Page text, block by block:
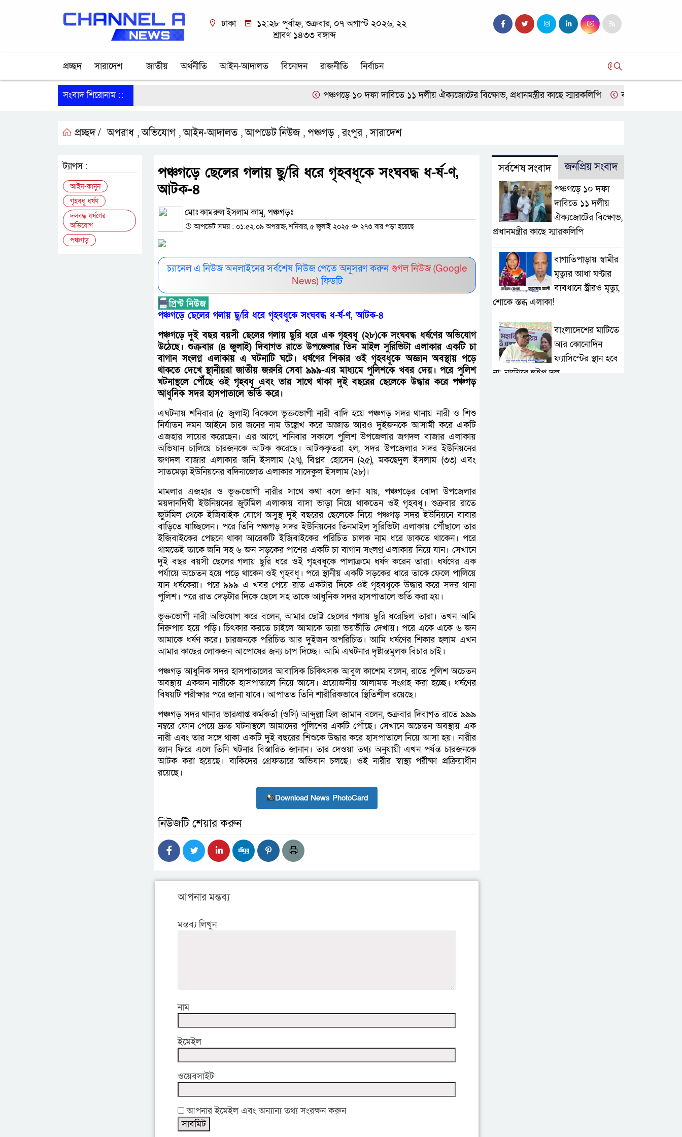
ঢাকা
১২:২৮ পূর্বাহ্ন, শুক্রবার, ০৭ অগাস্ট ২০২৬, ২২
শ্রাবণ ১৪৩৩ বঙ্গাব্দ
প্রচ্ছদ সারাদেশ জাতীয় অর্থনীতি আইন-আদালত বিনোদন রাজনীতি নির্বাচন
সংবাদ শিরোনাম :: পঞ্চগড়ে ১০ দফা দাবিতে ১১ দলীয় ঐক্যজোটের বিক্ষোভ, প্রধানমন্ত্রীর কাছে স্মারকলিপি বাগাতিপাড়ায় স্বামীর
প্রচ্ছদ / অপরাধ ,অভিযোগ ,আইন-আদালত ,আপডেট নিউজ , পঞ্চগড় ,রংপুর ,সারাদেশ
পঞ্চগড়ে ছেলের গলায় ছু/রি ধরে গৃহবধূকে সংঘবদ্ধ ধ-র্ষ-ণ,
আটক-৪
মোঃ কামরুল ইসলাম কামু, পঞ্চগড়ঃ
আপডেট সময় : ০১:৫২:০৯ অপরাহ্ন, শনিবার, ৫ জুলাই ২০২৫ ২৭৩ বার পড়া হয়েছে
চ্যানেল এ নিউজ অনলাইনের সর্বশেষ নিউজ পেতে অনুসরণ করুনগুগল নিউজ (Google
News) ফিডটি
পঞ্চগড়ে ছেলের গলায় ছু/রি ধরে গৃহবধূকে সংঘবদ্ধ ধ-র্ষ-ণ, আটক-৪
পঞ্চগড়ে দুই বছর বয়সী ছেলের গলায় ছুরি ধরে এক গৃহবধূ (২৮)কে সংঘবদ্ধ ধর্ষণের অভিযোগ
উঠেছে। শুক্রবার (৪ জুলাই) দিবাগত রাতে উপজেলার তিন মাইল সুরিভিটা এলাকার একটি চা
বাগান সংলগ্ন এলাকায় এ ঘটনাটি ঘটে। ধর্ষণের শিকার ওই গৃহবধূকে অজ্ঞান অবস্থায় পড়ে
থাকতে দেখে স্থানীয়রা জাতীয় জরুরি সেবা ৯৯৯-এর মাধ্যমে পুলিশকে খবর দেয়। পরে পুলিশ
ঘটনাস্থলে পৌঁছে ওই গৃহবধূ এবং তার সাথে থাকা দুই বছরের ছেলেকে উদ্ধার করে পঞ্চগড়
আধুনিক সদর হাসপাতালে ভর্তি করে।
এঘটনায় শনিবার (৫ জুলাই) বিকেলে ভূক্তভোগী নারী বাদি হয়ে পঞ্চগড় সদর থানায় নারী ও শিশু
নির্যাতন দমন আইনে চার জনের নাম উল্লেখ করে অজ্ঞাত আরও দুইজনকে আসামী করে একটি
এজহার দায়ের করেছেন। এর আগে, শনিবার সকালে পুলিশ উপজেলার জগদল বাজার এলাকায়
অভিযান চালিয়ে চারজনকে আটক করেছে। আটককৃতরা হল, সদর উপজেলার সদর ইউনিয়নের
জগদল বাজার এলাকার জনি ইসলাম (২৭), বিপ্লব হোসেন (২৫), মকছেদুল ইসলাম (৩৩) এবং
সাতমেড়া ইউনিয়নের বদিনাজোত এলাকার সাদেকুল ইসলাম (২৮)।
মামলার এজহার ও ভূক্তভোগী নারীর সাথে কথা বলে জানা যায়, পঞ্চগড়ের বোদা উপজেলার
ময়দানদিঘী ইউনিয়নের জুটমিল এলাকায় বাসা ভাড়া নিয়ে থাকতেন ওই গৃহবধূ। শুক্রবার রাতে
জুটমিল থেকে ইজিবাইক যোগে অসুস্থ দুই বছরের ছেলেকে নিয়ে পঞ্চগড় সদর ইউনিয়নে বাবার
বাড়িতে যাচ্ছিলেন। পরে তিনি পঞ্চগড় সদর ইউনিয়নের তিনমাইল সুরিভিটা এলাকায় পৌঁছালে তার
ইজিবাইকের পেছনে থাকা আরেকটি ইজিবাইকের পরিচিত চালক নাম ধরে ডাকতে থাকেন। পরে
থামতেই তাকে জনি সহ ৬ জন সড়কের পাশের একটি চা বাগান সংলগ্ন এলাকায় নিয়ে যান। সেখানে
দুই বছর বয়সী ছেলের গলায় ছুরি ধরে ওই গৃহবধূকে পালাক্রমে ধর্ষণ করেন তারা। ধর্ষণের এক
পর্যায়ে অচেতন হয়ে পড়ে থাকেন ওই গৃহবধূ। পরে স্থানীয় একটি সড়কের ধারে তাকে ফেলে পালিয়ে
যান ধর্ষকেরা। পরে ৯৯৯ এ খবর পেয়ে রাত একটার দিকে ওই গৃহবধূকে উদ্ধার করে সদর থানা
পুলিশ। পরে রাত দেড়টার দিকে ছেলে সহ তাকে আধুনিক সদর হাসপাতালে ভর্তি করা হয়।
ভূক্তভোগী নারী অভিযোগ করে বলেন, আমার ছোট্ট ছেলের গলায় ছুরি ধরেছিল তারা। তখন আমি
নিরুপায় হয়ে পড়ি। চিৎকার করতে চাইলে আমাকে তারা ভয়ভীতি দেখায়। পরে একে একে ৬ জন
আমাকে ধর্ষণ করে। চারজনকে পরিচিত আর দুইজন অপরিচিত। আমি ধর্ষণের শিকার হলাম এখন
আমার কাছের লোকজন আপোষের জন্য চাপ দিচ্ছে। আমি এঘটনার দৃষ্টান্তমুলক বিচার চাই।
পঞ্চগড় আধুনিক সদর হাসপাতালের আবাসিক চিকিৎসক আবুল কাশেম বলেন, রাতে পুলিশ অচেতন
অবস্থায় একজন নারীকে হাসপাতালে নিয়ে আসে। প্রয়োজনীয় আলামত সংগ্রহ করা হচ্ছে। ধর্ষণের
বিষয়টি পরীক্ষার পরে জানা যাবে। আপাতত তিনি শারীরিকভাবে স্থিতিশীল রয়েছে।
পঞ্চগড় সদর থানার ভারপ্রাপ্ত কর্মকর্তা (ওসি) আব্দুল্লা হিল জামান বলেন, শুক্রবার দিবাগত রাতে ৯৯৯
নম্বরে ফোন পেয়ে দ্রুত ঘটনাস্থলে আমাদের পুলিশের একটি পৌঁছে। সেখানে অচেতন অবস্থায় এক
নারী এবং তার সঙ্গে থাকা একটি দুই বছরের শিশুকে উদ্ধার করে হাসপাতালে নিয়ে আসা হয়। নারীর
জ্ঞান ফিরে এলে তিনি ঘটনার বিস্তারিত জানান। তার দেওয়া তথ্য অনুযায়ী এখন পর্যন্ত চারজনকে
আটক করা হয়েছে। বাকিদের গ্রেফতারে অভিযান চলছে। ওই নারীর স্বাস্থ্য পরীক্ষা প্রক্রিয়াধীন
রয়েছে।
Download News PhotoCard
নিউজটি শেয়ার করুন
আপনার মন্তব্য
মন্তব্য লিখুন
নাম
ইমেইল
ওয়েবসাইট
আপনার ইমেইল এবং অন্যান্য তথ্য সংরক্ষন করুন
ট্যাগস :
আইন-কানুন
গৃহবধূ ধর্ষণ
দলবদ্ধ ধর্ষণের
অভিযোগ
পঞ্চগড়
সর্বশেষ সংবাদ জনপ্রিয় সংবাদ
পঞ্চগড়ে ১০ দফা
দাবিতে ১১ দলীয়
ঐক্যজোটের বিক্ষোভ,
প্রধানমন্ত্রীর কাছে স্মারকলিপি
বাগাতিপাড়ায় স্বামীর
মৃত্যুর আধা ঘণ্টার
ব্যবধানে স্ত্রীরও মৃত্যু,
শোকে স্তব্ধ এলাকা!
বাংলাদেশের মাটিতে
আর কোনোদিন
ফ্যাসিস্টের স্থান হবে
না: নাটোরে হুইপ দুলু